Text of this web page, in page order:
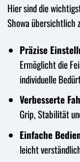
Hier sind die
Showa übersichtlich
Präzise
Ermöglicht die
individuelle
Verbesserte
Grip, Stabilität
Einfache
leicht